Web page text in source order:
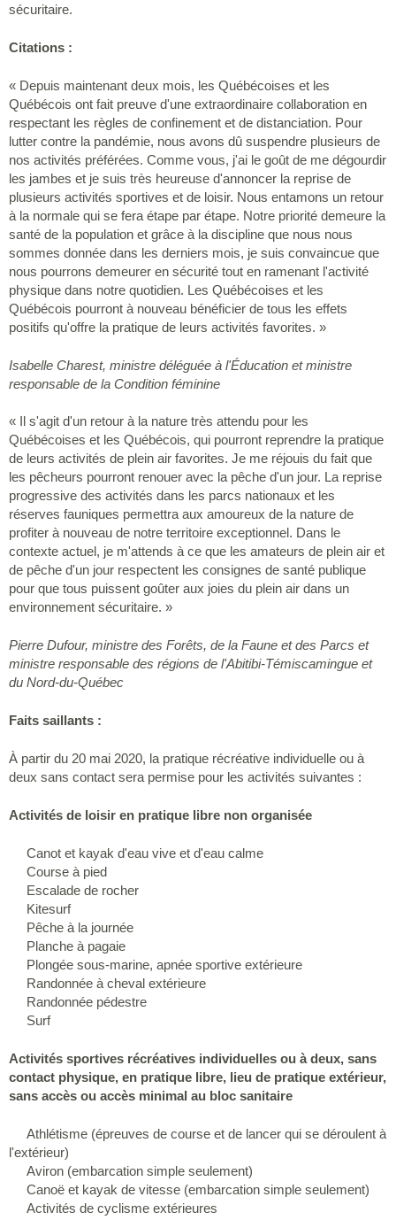
sécuritaire.
Citations :
« Depuis maintenant deux mois, les Québécoises et les
Québécois ont fait preuve d'une extraordinaire collaboration en
respectant les règles de confinement et de distanciation. Pour
lutter contre la pandémie, nous avons dû suspendre plusieurs de
nos activités préférées. Comme vous, j'ai le goût de me dégourdir
les jambes et je suis très heureuse d'annoncer la reprise de
plusieurs activités sportives et de loisir. Nous entamons un retour
à la normale qui se fera étape par étape. Notre priorité demeure la
santé de la population et grâce à la discipline que nous nous
sommes donnée dans les derniers mois, je suis convaincue que
nous pourrons demeurer en sécurité tout en ramenant l'activité
physique dans notre quotidien. Les Québécoises et les
Québécois pourront à nouveau bénéficier de tous les effets
positifs qu'offre la pratique de leurs activités favorites. »
Isabelle Charest, ministre déléguée à l'Éducation et ministre
responsable de la Condition féminine
« Il s'agit d'un retour à la nature très attendu pour les
Québécoises et les Québécois, qui pourront reprendre la pratique
de leurs activités de plein air favorites. Je me réjouis du fait que
les pêcheurs pourront renouer avec la pêche d'un jour. La reprise
progressive des activités dans les parcs nationaux et les
réserves fauniques permettra aux amoureux de la nature de
profiter à nouveau de notre territoire exceptionnel. Dans le
contexte actuel, je m'attends à ce que les amateurs de plein air et
de pêche d'un jour respectent les consignes de santé publique
pour que tous puissent goûter aux joies du plein air dans un
environnement sécuritaire. »
Pierre Dufour, ministre des Forêts, de la Faune et des Parcs et
ministre responsable des régions de l'Abitibi‑Témiscamingue et
du Nord-du-Québec
Faits saillants :
À partir du 20 mai 2020, la pratique récréative individuelle ou à
deux sans contact sera permise pour les activités suivantes :
Activités de loisir en pratique libre non organisée
Canot et kayak d'eau vive et d'eau calme
Course à pied
Escalade de rocher
Kitesurf
Pêche à la journée
Planche à pagaie
Plongée sous-marine, apnée sportive extérieure
Randonnée à cheval extérieure
Randonnée pédestre
Surf
Activités sportives récréatives individuelles ou à deux, sans
contact physique, en pratique libre, lieu de pratique extérieur,
sans accès ou accès minimal au bloc sanitaire
Athlétisme (épreuves de course et de lancer qui se déroulent à
l'extérieur)
Aviron (embarcation simple seulement)
Canoë et kayak de vitesse (embarcation simple seulement)
Activités de cyclisme extérieures